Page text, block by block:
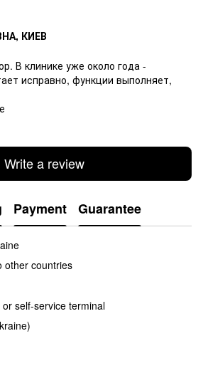
КИЕВ
В клинике уже около года -
исправно, функции выполняет,
Write a review
Payment Guarantee
other countries
self-service terminal